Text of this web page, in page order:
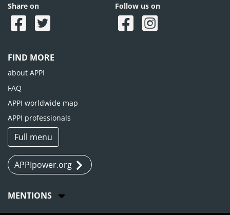
Share on Follow us on
FIND MORE
about APPI
FAQ
APPI worldwide map
APPI professionals
Full menu
APPIpower.org
MENTIONS